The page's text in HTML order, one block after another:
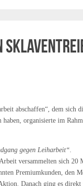
abschaffen“, dem sich
haben, organisierte im
gegen Leiharbeit“.
versammelten sich 20
Premiumkunden, den
Danach ging es